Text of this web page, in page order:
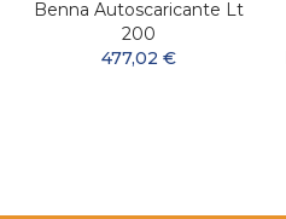
Benna Autoscaricante Lt
200
477,02 €